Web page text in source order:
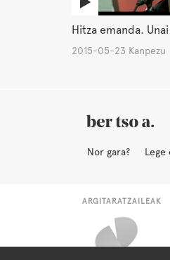
Hitza emanda.
2015-05-23 Kanpezu
Nor gara? Lege
ARGITARATZAILEAK